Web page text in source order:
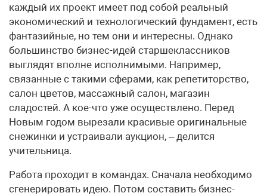
каждый их проект имеет под собой реальный
экономический и технологический фундамент, есть
фантазийные, но тем они и интересны. Однако
большинство бизнес-идей старшеклас­сников
выглядят вполне исполнимыми. Например,
связанные с такими сферами, как репетиторство,
салон цветов, массажный салон, магазин
сладостей. А кое-что уже осуществлено. Перед
Новым годом вырезали красивые оригинальные
снежинки и устраивали аукцион, – делится
учительница.
Работа проходит в командах. Сначала необходимо
сгенерировать идею. Потом составить бизнес-